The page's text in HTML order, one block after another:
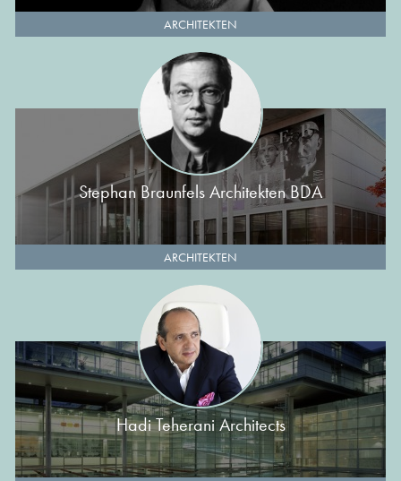
ARCHITEKTEN
Stephan Braunfels Architekten BDA
ARCHITEKTEN
Hadi Teherani Architects